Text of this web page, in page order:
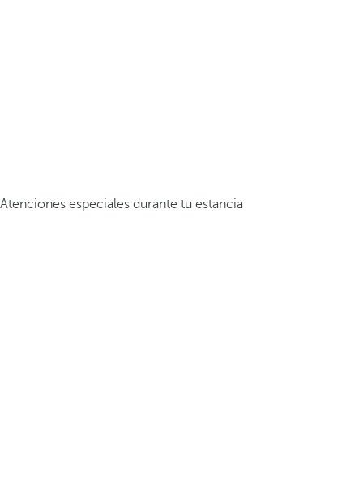
Atenciones especiales durante tu estancia